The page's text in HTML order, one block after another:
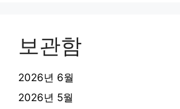
보관함
2026년 6월
2026년 5월